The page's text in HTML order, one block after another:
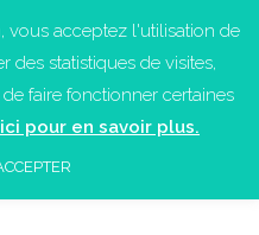
vous acceptez l'utilisation de
des statistiques de visites,
faire fonctionner certaines
pour en savoir plus.